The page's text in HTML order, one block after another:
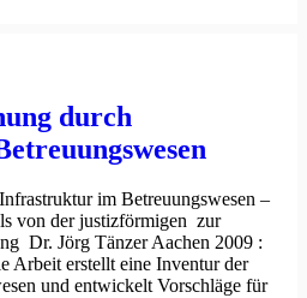
durch
im Betreuungswesen –
von der justizförmigen zur
Dr. Jörg Tänzer Aachen 2009 :
Arbeit erstellt eine Inventur der
und entwickelt Vorschläge für